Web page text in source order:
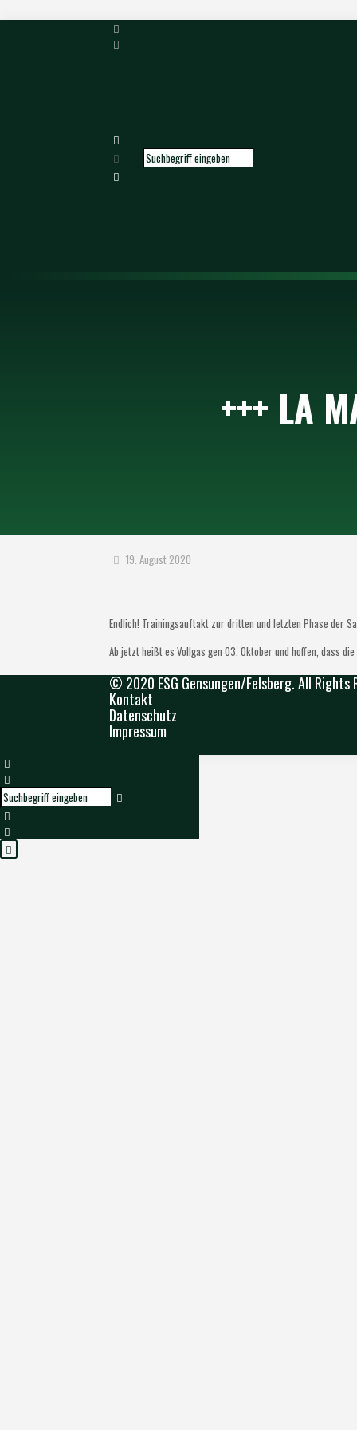
+++ LA
19. August 2020
Endlich! Trainingsauftakt zur dritten und letzten Phase der
Ab jetzt heißt es Vollgas gen 03. Oktober und hoffen, dass
© 2020 ESG Gensungen/Felsberg. All Rights
Kontakt
Datenschutz
Impressum